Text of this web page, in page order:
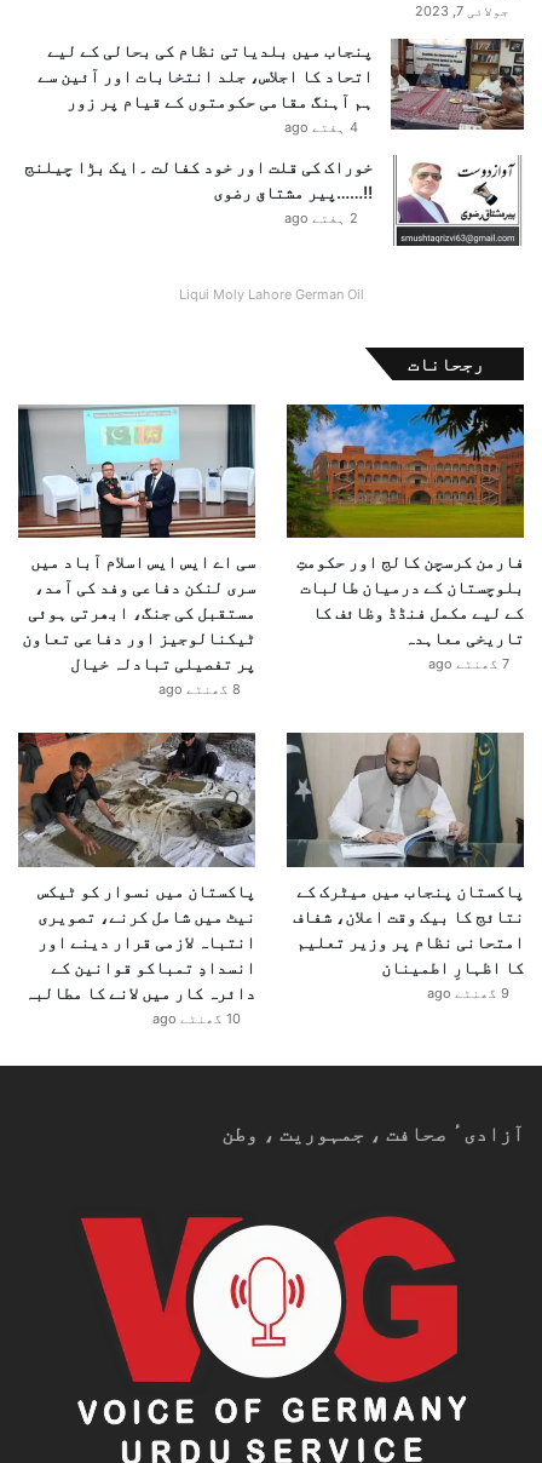
جولائی 7, 2023
پنجاب میں بلدیاتی نظام کی بحالی کے لیے
اتحاد کا اجلاس، جلد انتخابات اور آئین سے
ہم آہنگ مقامی حکومتوں کے قیام پر زور
4 ہفتے ago
خوراک کی قلت اور خود کفالت ۔ایک بڑا چیلنج
!!……پیر مشتاق رضوی
2 ہفتے ago
Liqui Moly Lahore German Oil
رجحانات
فارمن کرسچن کالج اور حکومتِ
بلوچستان کے درمیان طالبات
کے لیے مکمل فنڈڈ وظائف کا
تاریخی معاہدہ
7 گھنٹے ago
سی اے ایس ایس اسلام آباد میں
سری لنکن دفاعی وفد کی آمد،
مستقبل کی جنگ، ابھرتی ہوئی
ٹیکنالوجیز اور دفاعی تعاون
پر تفصیلی تبادلہ خیال
8 گھنٹے ago
پاکستان پنجاب میں میٹرک کے
نتائج کا بیک وقت اعلان، شفاف
امتحانی نظام پر وزیر تعلیم
کا اظہارِ اطمینان
9 گھنٹے ago
پاکستان میں نسوار کو ٹیکس
نیٹ میں شامل کرنے، تصویری
انتباہ لازمی قرار دینے اور
انسدادِ تمباکو قوانین کے
دائرہ کار میں لانے کا مطالبہ
10 گھنٹے ago
آزادیٴ صحافت ، جمہوریت ، وطن